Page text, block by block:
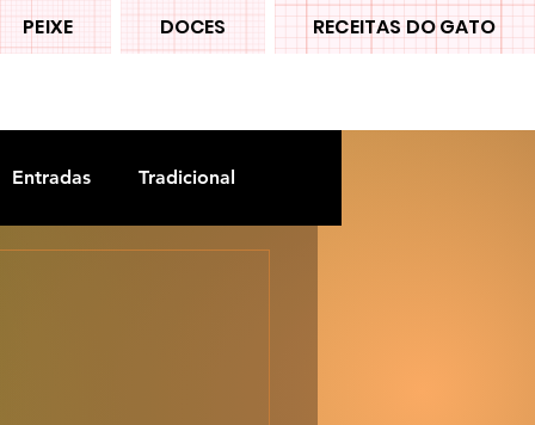
PEIXE DOCES RECEITAS DO GATO
Entradas Tradicional